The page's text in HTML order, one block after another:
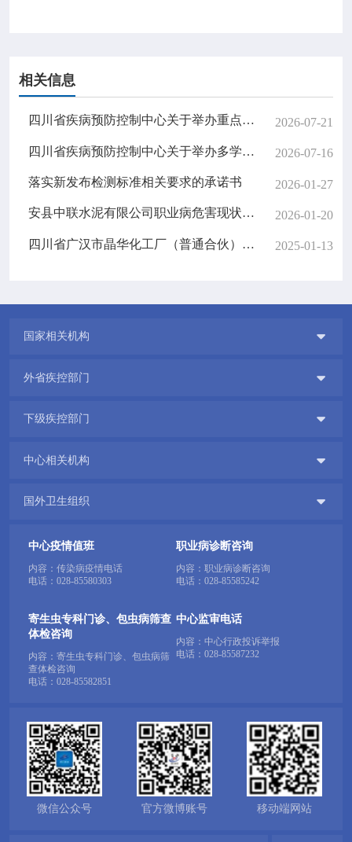
相关信息
四川省疾病预防控制中心关于举办重点病毒性传染病实验室检测技术进展与检测能力提升培训班的公告 2026-07-21
四川省疾病预防控制中心关于举办多学科融合职业健康检查与职业病诊断能力提升培训班的公告 2026-07-16
落实新发布检测标准相关要求的承诺书 2026-01-27
安县中联水泥有限公司职业病危害现状评价报告信息网上公开记录表 2026-01-20
四川省广汉市晶华化工厂（普通合伙）职业病危害现状评价报告信息网上公开记录表 2025-01-13
国家相关机构 
外省疾控部门 
下级疾控部门 
中心相关机构 
国外卫生组织 
中心疫情值班
内容：传染病疫情电话
电话： 028-85580303
职业病诊断咨询
内容：职业病诊断咨询
电话： 028-85585242
寄生虫专科门诊、包虫病筛查
体检咨询
内容：寄生虫专科门诊、包虫病筛
查体检咨询
电话： 028-85582851
中心监审电话
内容：中心行政投诉举报
电话： 028-85587232
微信公众号 官方微博账号 移动端网站